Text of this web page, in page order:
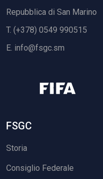
Repubblica di San Marino
T. (+378) 0549 990515
E. info@fsgc.sm
FSGC
Storia
Consiglio Federale